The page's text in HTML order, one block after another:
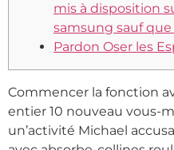
mis à disposition
samsung sauf que
Pardon Oser les
Commencer la fonction
entier 10 nouveau vous-
un’activité Michael